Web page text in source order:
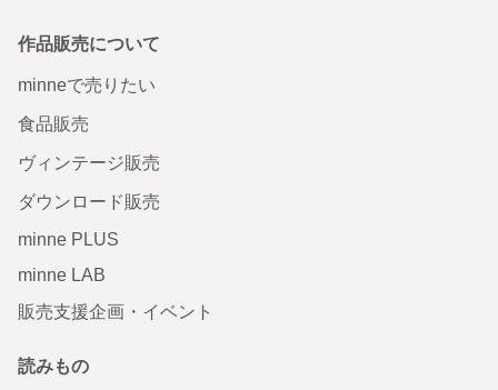
作品販売について
minneで売りたい
食品販売
ヴィンテージ販売
ダウンロード販売
minne PLUS
minne LAB
販売支援企画・イベント
読みもの